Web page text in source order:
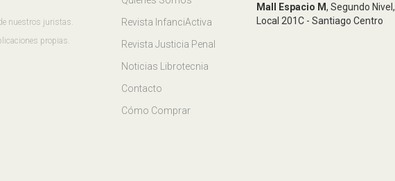
nuestros juristas.
propias.
Revista InfanciActiva
Revista Justicia Penal
Noticias Librotecnia
Contacto
Cómo Comprar
Mall Espacio M, Segundo Nivel,
Local 201C - Santiago Centro